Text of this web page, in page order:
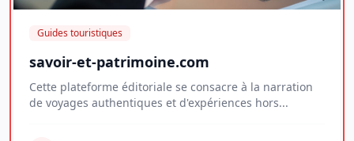
Guides touristiques
savoir-et-patrimoine.com
Cette plateforme éditoriale se consacre à la narration
de voyages authentiques et d'expériences hors...